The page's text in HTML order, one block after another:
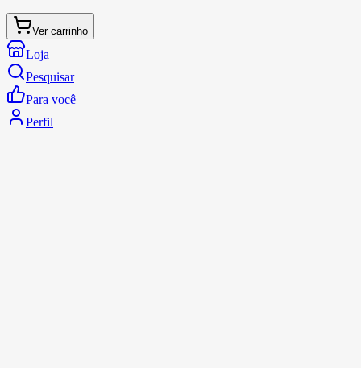
Ver carrinho
Loja
Pesquisar
Para você
Perfil